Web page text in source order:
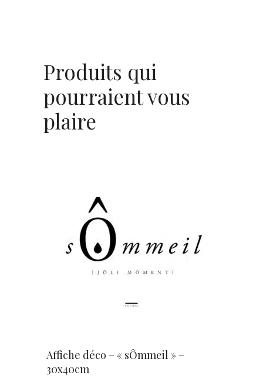
Produits qui
pourraient vous
plaire
AJOUTER AU PANIER
Affiche déco – « sÔmmeil » –
30x40cm